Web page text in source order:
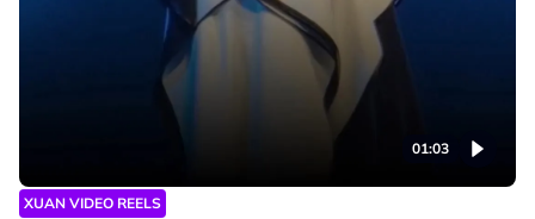
01:03
XUAN VIDEO REELS